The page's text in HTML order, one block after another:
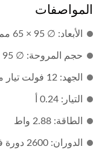
المواصفات
الأبعاد: ∅ 95 × 65 مم
حجم المروحة: ∅ 95 × 25 مم.
الجهد: 12 فولت تيار مستمر
التيار: 0.24 أ
الطاقة: 2.88 واط
الدوران: 2600 دورة في الدقيقة.